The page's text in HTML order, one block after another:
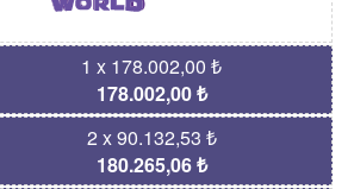
1 x 178.002,00 ₺
178.002,00 ₺
2 x 90.132,53 ₺
180.265,06 ₺